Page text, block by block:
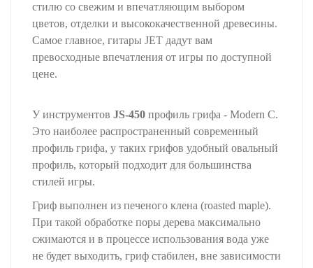
стилю со свежим и впечатляющим выбором
цветов, отделки и высококачественной древесины.
Самое главное, гитары JET дадут вам
превосходные впечатления от игры по доступной
цене.
У инструментов JS-450 профиль грифа - Modern C.
Это наиболее распространенный современный
профиль грифа, у таких грифов удобный овальный
профиль, который подходит для большинства
стилей игры.
Гриф выполнен из печеного клена (roasted maple).
При такой обработке поры дерева максимально
сжимаются и в процессе использования вода уже
не будет выходить, гриф стабилен, вне зависимости